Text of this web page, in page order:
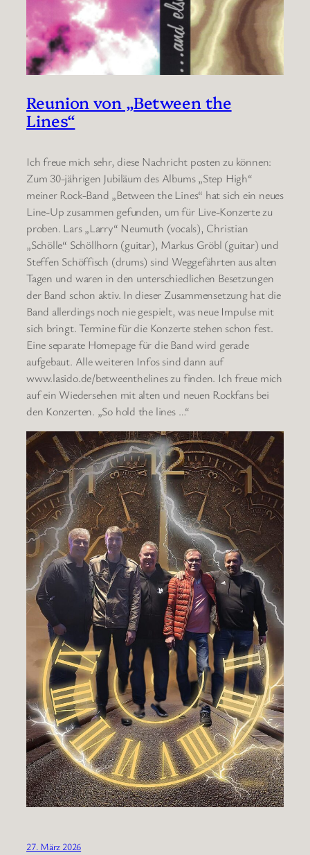
Reunion von „Between the
Lines“
Ich freue mich sehr, diese Nachricht posten zu können:
Zum 30-jährigen Jubiläum des Albums „Step High“
meiner Rock-Band „Between the Lines“ hat sich ein neues
Line-Up zusammen gefunden, um für Live-Konzerte zu
proben. Lars „Larry“ Neumuth (vocals), Christian
„Schölle“ Schöllhorn (guitar), Markus Gröbl (guitar) und
Steffen Schöffisch (drums) sind Weggefährten aus alten
Tagen und waren in den unterschiedlichen Besetzungen
der Band schon aktiv. In dieser Zusammensetzung hat die
Band allerdings noch nie gespielt, was neue Impulse mit
sich bringt. Termine für die Konzerte stehen schon fest.
Eine separate Homepage für die Band wird gerade
aufgebaut. Alle weiteren Infos sind dann auf
www.lasido.de/betweenthelines zu finden. Ich freue mich
auf ein Wiedersehen mit alten und neuen Rockfans bei
den Konzerten. „So hold the lines …“
27. März 2026